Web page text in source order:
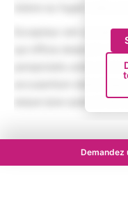
dolore eu fugiat nulla
Excepteur sint
qui officia deserunt
perspiciatis unde omnis
accusantium
eaque ipsa quae ab illo
Demandez